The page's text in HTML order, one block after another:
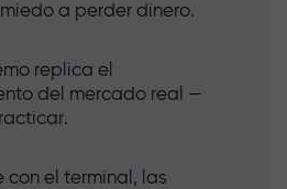
a perder dinero.
replica el
del mercado real —
con el terminal, las